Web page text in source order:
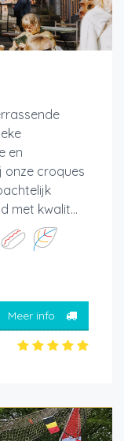
en
onze croques
met kwalit...
Meer info